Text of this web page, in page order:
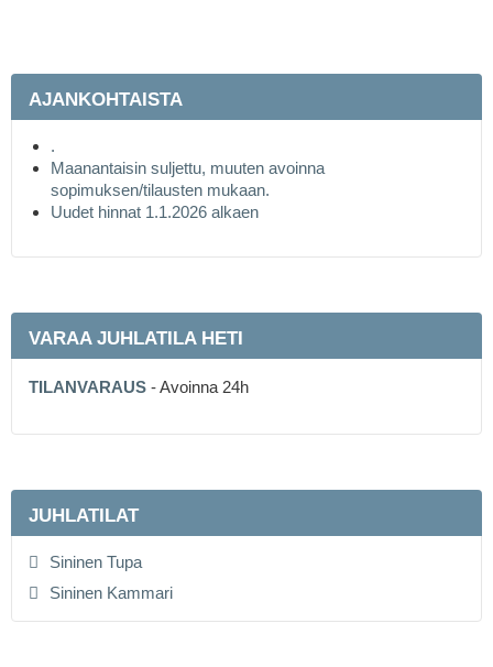
AJANKOHTAISTA
.
Maanantaisin suljettu, muuten avoinna
sopimuksen/tilausten mukaan.
Uudet hinnat 1.1.2026 alkaen
VARAA JUHLATILA HETI
TILANVARAUS - Avoinna 24h
JUHLATILAT
Sininen Tupa
Sininen Kammari